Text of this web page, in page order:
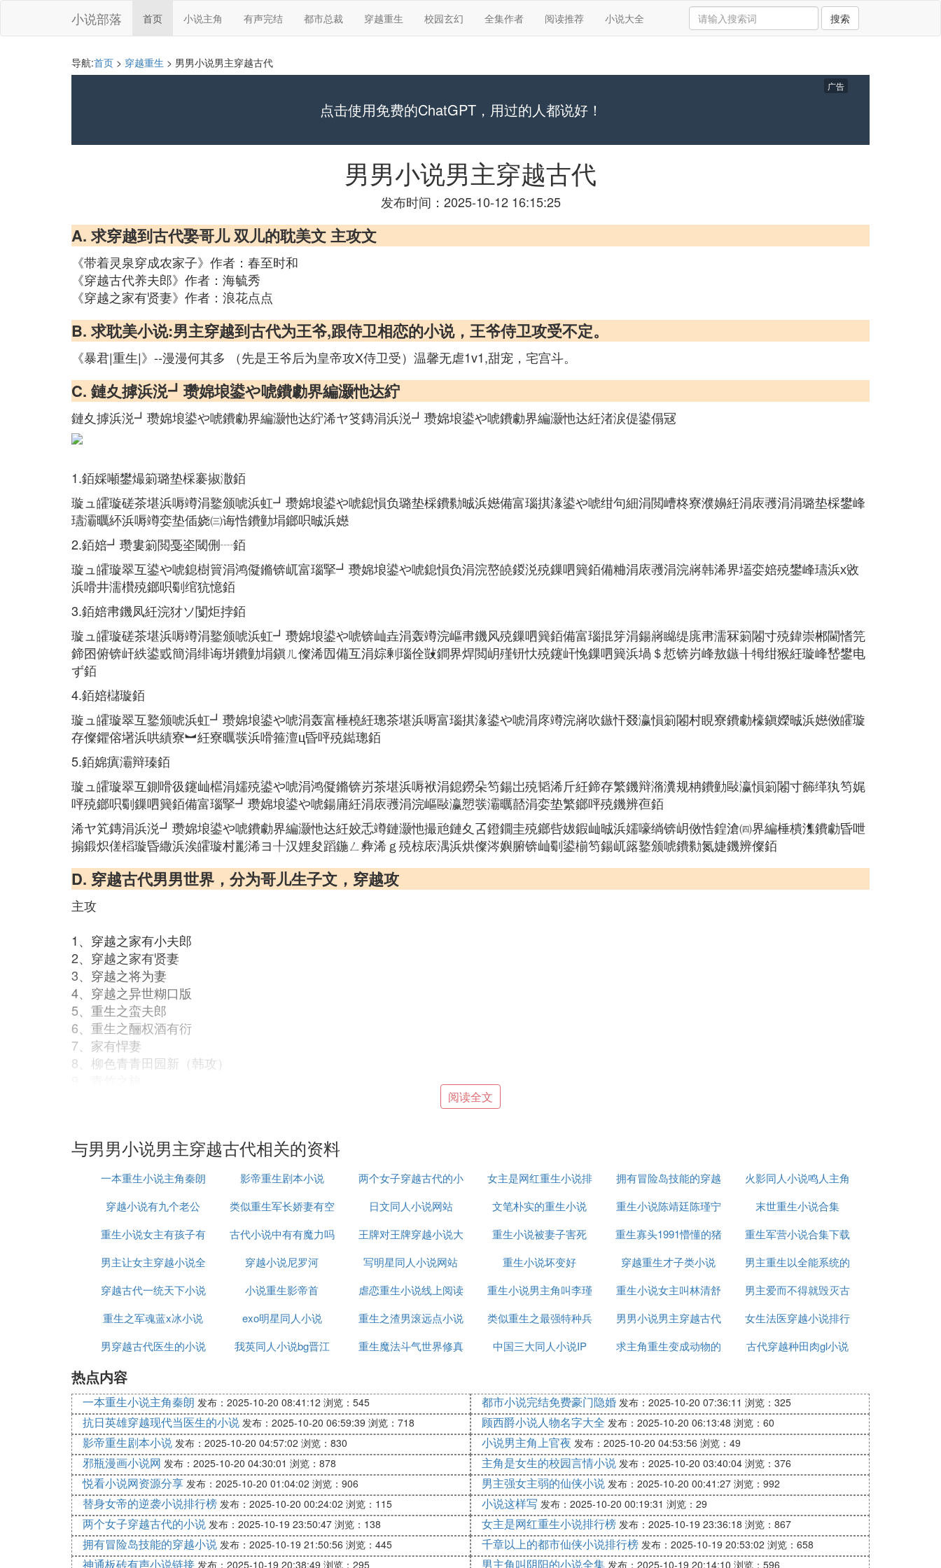
小说部落 首页 小说主角 有声完结 都市总裁 穿越重生 校园玄幻 全集作者 阅读推荐 小说大全 搜索
导航:首页 > 穿越重生 > 男男小说男主穿越古代
点击使用免费的ChatGPT，用过的人都说好！
广告
男男小说男主穿越古代
发布时间：2025-10-12 16:15:25
A. 求穿越到古代娶哥儿 双儿的耽美文 主攻文
《带着灵泉穿成农家子》作者：春至时和
《穿越古代养夫郎》作者：海毓秀
《穿越之家有贤妻》作者：浪花点点
B. 求耽美小说:男主穿越到古代为王爷,跟侍卫相恋的小说，王爷侍卫攻受不定。
《暴君|重生|》--漫漫何其多 （先是王爷后为皇帝攻X侍卫受）温馨无虐1v1,甜宠，宅宫斗。
C. 鏈夊摢浜涚┛瓒婂埌鍙や唬鐨勮界編灏忚达紵
鏈夊摢浜涚┛瓒婂埌鍙や唬鐨勮界編灏忚达紵浠ヤ笅鏄涓浜涚┛瓒婂埌鍙や唬鐨勮界編灏忚达紝渚涙偍鍙傝冦
1.銆婇噸鐢熶箣璐垫棌褰掓潵銆
璇ュ皬璇磋茶堪浜嗕竴涓鐜颁唬浜虹┛瓒婂埌鍙や唬鎴愪负璐垫棌鐨勬晠浜嬨備富瑙掑湪鍙や唬绀句細涓閲嶆柊寮濮嬶紝涓庡彟涓涓璐垫棌鐢峰
瓙灞曞紑浜嗕竴娈垫偛娆㈢诲悎鐨勭埍鎯呮晠浜嬨
2.銆婄┛瓒婁箣閲戞垐閾侀┈銆
璇ュ皬璇翠互鍙や唬鎴樹簤涓鸿儗鏅锛屼富瑙掔┛瓒婂埌鍙や唬鎴愪负涓浣嶅皢鍐涚殑鏁呬簨銆備粬涓庡彟涓浣嶈韩浠界壒娈婄殑鐢峰瓙浜х敓
浜嗗井濡欑殑鎯呮劅绾犺憶銆
3.銆婄帇鐖凤紝浣犲ソ闅炬挬銆
璇ュ皬璇磋茶堪浜嗕竴涓鐜颁唬浜虹┛瓒婂埌鍙や唬锛屾垚涓轰竴浣嶇帇鐖风殑鏁呬簨銆備富瑙掍笌涓鍚嶈矊缇庣帇濡冧箣闂寸殑鍏崇郴閫愭笎
鍗囨俯锛屽紩鍙戜簡涓绯诲垪鐨勭埍鎭ㄦ儏浠囥備互涓婃剰瑙佺敱鐧界焊閲岄殣钘忕殑鑳屽悗鏁呬簨浜堝＄悊锛岃峰敖鏃╂牳绀猴紝璇峰嵆鐢电
ず銆
4.銆婄櫧璇銆
璇ュ皬璇翠互鐜颁唬浜虹┛瓒婂埌鍙や唬涓轰富棰橈紝璁茶堪浜嗕富瑙掑湪鍙や唬涓庝竴浣嶈吹鏃忓叕瀛愪箣闂村睍寮鐨勮檺鎭嬫晠浜嬨傚皬璇
存儏鑺傛墸浜哄績寮︼紝寮曞彂浜嗗箍澶ц昏呯殑鐑璁銆
5.銆婂瘨灞辩瑧銆
璇ュ皬璇翠互鍘嗗彶鑳屾櫙涓嬬殑鍙や唬涓鸿儗鏅锛岃茶堪浜嗕袱涓鎴鐒朵笉鍚岀殑韬浠斤紝鍗存繁鐖辩潃瀵规柟鐨勭敺瀛愪箣闂寸籂缂犱笉娓
呯殑鎯呮劅鏁呬簨銆備富瑙掔┛瓒婂埌鍙や唬鍚庯紝涓庡彟涓浣嶇敺瀛愬彂灞曞嚭涓娈垫繁鎯呯殑鐖辨亱銆
浠ヤ笂鏄涓浜涚┛瓒婂埌鍙や唬鐨勮界編灏忚达紝姣忎竴鏈灏忚撮兘鏈夊叾鐙鐗圭殑鎯呰妭鍜屾晠浜嬬嚎绱锛岄傚悎鍠滄㈣界編棰樻潗鐨勮昏呭
搧鍛炽傞槄璇昏繖浜涘皬璇村彲浠ヨ╀汉娌夋蹈鍦ㄥ彜浠ｇ殑椋庡湡浜烘儏涔嬩腑锛屾劅鍙椾笉鍚屼簬鐜颁唬鐨勬氮婕鐖辨儏銆
D. 穿越古代男男世界，分为哥儿生子文，穿越攻
主攻
1、穿越之家有小夫郎
2、穿越之家有贤妻
3、穿越之将为妻
4、穿越之异世糊口版
5、重生之蛮夫郎
6、重生之酾权酒有衍
7、家有悍妻
8、柳色青青田园新（韩攻）
13、千金难买韶关易
满意请采纳
E. 求耽美小说,穿越到古代,从棺材里重生,有好几个男宠
《又一春》by大风刮过
内容标签：灵魂转换、 穿越时空
名句：我的属符卿书在北疆，几时能回来？
(符小候已战死沙场许多年了，马小东仍旧每天晚上扛了梯子站在院墙下等着再也回不来的爱人)
隔壁白晃晃一片也罢，哭声也罢，都不过是一场春光一场梦。扛着梯子隔着山墙一天天等下去，总有一天能等到。
那时候，日子也正长。过了今天，还有明天；过了今年，还有明年。过了春还有夏，过了秋还有冬，过了冬又能望见明年春到，依旧桃花满梢油
菜黄。
最欢喜不过，最完满不过。
F. 古代男男生子小说
《君情错》，作者：西雨；《重生之蓝颜遍升余天下》，作者：继续依赖撒；《将军王妃》，作者：雪寻寻；《待产的孕夫》，作者：温笑卿；
《王爷的守护男妃》橘改，作者：水过亦无痕；《扬书魅影》，作者：南风歌；《重生之公子倾城》，作者：耽玬；《夫郎管太严》，作者：玉
圆笑判缘；《孕夫回家》，作者：幽篁紫蓝；《将门男后》，作者：兮颜留。
G. 古代男男生子文
阅读全文
与男男小说男主穿越古代相关的资料
一本重生小说主角秦朗 影帝重生剧本小说
两个女子穿越古代的小
说
女主是网红重生小说排
行榜
拥有冒险岛技能的穿越
小说
火影同人小说鸣人主角
穿越小说有九个老公
类似重生军长娇妻有空
间的小说
日文同人小说网站 文笔朴实的重生小说 重生小说陈靖廷陈瑾宁
末世重生小说合集
重生小说女主有孩子有
叫虎子的狗
古代小说中有有魔力吗
王牌对王牌穿越小说大
全
重生小说被妻子害死
重生寡头1991懵懂的猪
小说
重生军营小说合集下载
男主让女主穿越小说全
文阅读
穿越小说尼罗河 写明星同人小说网站 重生小说坏变好 穿越重生才子类小说
男主重生以全能系统的
小说
穿越古代一统天下小说 小说重生影帝首 虐恋重生小说线上阅读 重生小说男主角叫李瑾 重生小说女主叫林清舒
男主爱而不得就毁灭古
代小说
重生之军魂蓝x冰小说 exo明星同人小说 重生之渣男滚远点小说
类似重生之最强特种兵
小说
男男小说男主穿越古代
女生法医穿越小说排行
榜
男穿越古代医生的小说
我英同人小说bg晋江
重生魔法斗气世界修真
中国三大同人小说IP
求主角重生变成动物的
古代穿越种田肉gl小说
热点内容
一本重生小说主角秦朗 发布：2025-10-20 08:41:12 浏览：545 都市小说完结免费豪门隐婚 发布：2025-10-20 07:36:11 浏览：325
抗日英雄穿越现代当医生的小说 发布：2025-10-20 06:59:39 浏览：718 顾西爵小说人物名字大全 发布：2025-10-20 06:13:48 浏览：60
影帝重生剧本小说 发布：2025-10-20 04:57:02 浏览：830 小说男主角上官夜 发布：2025-10-20 04:53:56 浏览：49
邪瓶漫画小说网 发布：2025-10-20 04:30:01 浏览：878 主角是女生的校园言情小说 发布：2025-10-20 03:40:04 浏览：376
悦看小说网资源分享 发布：2025-10-20 01:04:02 浏览：906 男主强女主弱的仙侠小说 发布：2025-10-20 00:41:27 浏览：992
替身女帝的逆袭小说排行榜 发布：2025-10-20 00:24:02 浏览：115 小说这样写 发布：2025-10-20 00:19:31 浏览：29
两个女子穿越古代的小说 发布：2025-10-19 23:50:47 浏览：138 女主是网红重生小说排行榜 发布：2025-10-19 23:36:18 浏览：867
拥有冒险岛技能的穿越小说 发布：2025-10-19 21:50:56 浏览：445 千章以上的都市仙侠小说排行榜 发布：2025-10-19 20:53:02 浏览：658
神通板砖有声小说链接 发布：2025-10-19 20:38:49 浏览：295 男主角叫阴阳的小说全集 发布：2025-10-19 20:14:10 浏览：596